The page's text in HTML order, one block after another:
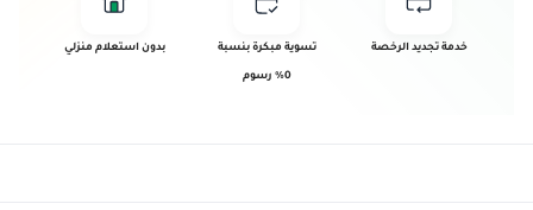
خدمة تجديد الرخصة تسوية مبكرة بنسبة
0% رسوم
بدون استعلام منزلي